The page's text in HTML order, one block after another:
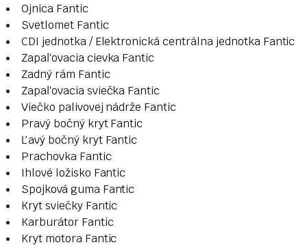
Ojnica Fantic
Svetlomet Fantic
CDI jednotka / Elektronická centrálna jednotka Fantic
Zapaľovacia cievka Fantic
Zadný rám Fantic
Zapaľovacia sviečka Fantic
Viečko palivovej nádrže Fantic
Pravý bočný kryt Fantic
Ľavý bočný kryt Fantic
Prachovka Fantic
Ihlové ložisko Fantic
Spojková guma Fantic
Kryt sviečky Fantic
Karburátor Fantic
Kryt motora Fantic